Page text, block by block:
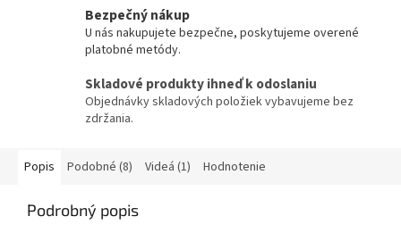
Bezpečný nákup
U nás nakupujete bezpečne, poskytujeme overené
platobné metódy.
Skladové produkty ihneď k odoslaniu
Objednávky skladových položiek vybavujeme bez
zdržania.
Popis Podobné (8) Videá (1) Hodnotenie
Podrobný popis